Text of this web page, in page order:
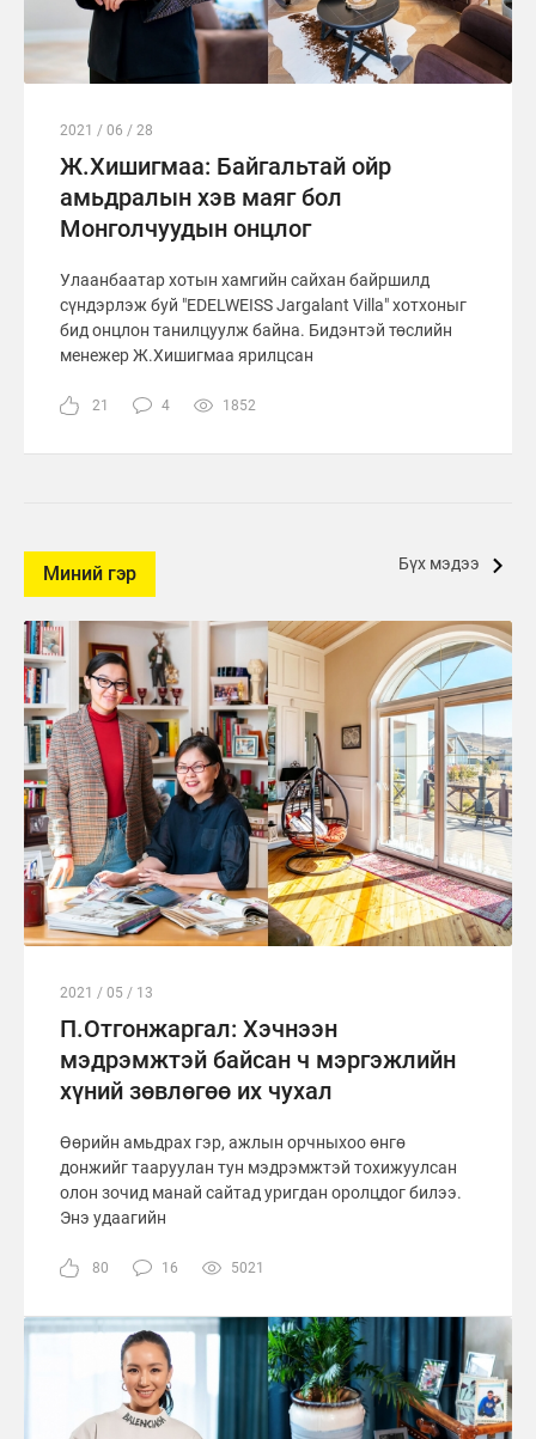
2021 / 06 / 28
Ж.Хишигмаа: Байгальтай ойр
амьдралын хэв маяг бол
Монголчуудын онцлог
Улаанбаатар хотын хамгийн сайхан байршилд
сүндэрлэж буй "EDELWEISS Jargalant Villa" хотхоныг
бид онцлон танилцуулж байна. Бидэнтэй төслийн
менежер Ж.Хишигмаа ярилцсан
21 4 1852
Миний гэр Бүх мэдээ
2021 / 05 / 13
П.Отгонжаргал: Хэчнээн
мэдрэмжтэй байсан ч мэргэжлийн
хүний зөвлөгөө их чухал
Өөрийн амьдрах гэр, ажлын орчныхоо өнгө
донжийг тааруулан тун мэдрэмжтэй тохижуулсан
олон зочид манай сайтад уригдан оролцдог билээ.
Энэ удаагийн
80 16 5021